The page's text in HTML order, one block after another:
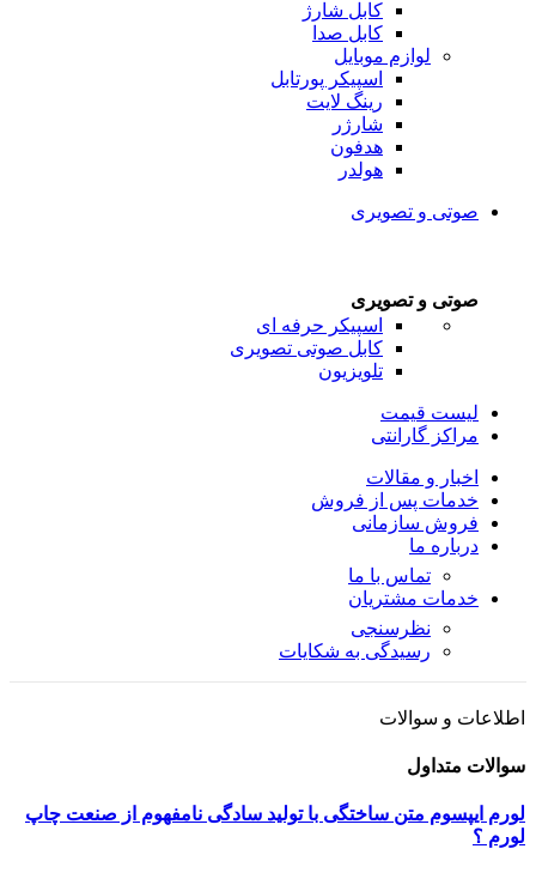
کابل شارژ
کابل صدا
لوازم موبایل
اسپیکر پورتابل
رینگ لایت
شارژر
هدفون
هولدر
صوتی و تصویری
صوتی و تصویری
اسپیکر حرفه ای
کابل صوتی تصویری
تلویزیون
لیست قیمت
مراکز گارانتی
اخبار و مقالات
خدمات پس از فروش
فروش سازمانی
درباره ما
تماس با ما
خدمات مشتریان
نظرسنجی
رسیدگی به شکایات
اطلاعات و سوالات
سوالات متداول
لورم ایپسوم متن ساختگی با تولید سادگی نامفهوم از صنعت چاپ
لورم ؟